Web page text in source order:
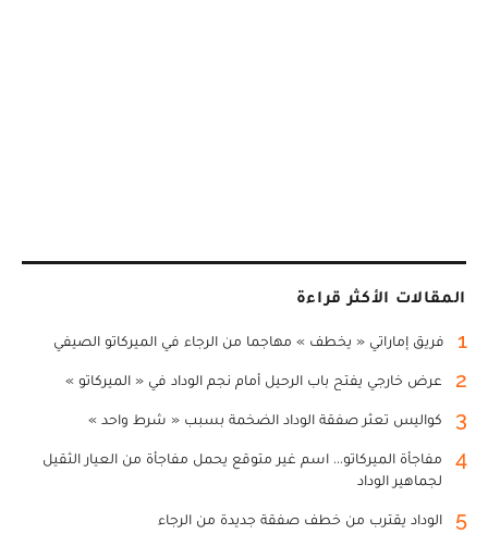
المقالات الأكثر قراءة
1 فريق إماراتي « يخطف » مهاجما من الرجاء في الميركاتو الصيفي
2 عرض خارجي يفتح باب الرحيل أمام نجم الوداد في « الميركاتو »
3 كواليس تعثر صفقة الوداد الضخمة بسبب « شرط واحد »
4
مفاجأة الميركاتو... اسم غير متوقع يحمل مفاجأة من العيار الثقيل
لجماهير الوداد
5 الوداد يقترب من خطف صفقة جديدة من الرجاء